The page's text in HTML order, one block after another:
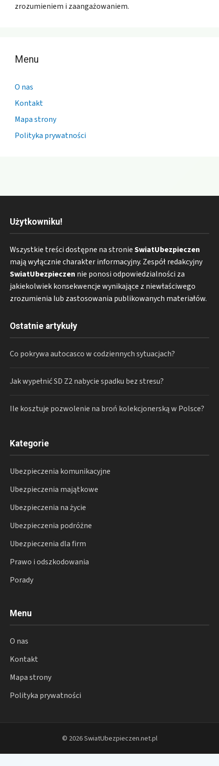
zrozumieniem i zaangażowaniem.
Menu
O nas
Kontakt
Mapa strony
Polityka prywatności
Użytkowniku!
Wszystkie treści dostępne na stronieSwiatUbezpieczen
mają wyłącznie charakter informacyjny. Zespół redakcyjny
SwiatUbezpieczen nie ponosi odpowiedzialności za
jakiekolwiek konsekwencje wynikające z niewłaściwego
zrozumienia lub zastosowania publikowanych materiałów.
Ostatnie artykuły
Co pokrywa autocasco w codziennych sytuacjach?
Jak wypełnić SD Z2 nabycie spadku bez stresu?
Ile kosztuje pozwolenie na broń kolekcjonerską w Polsce?
Kategorie
Ubezpieczenia komunikacyjne
Ubezpieczenia majątkowe
Ubezpieczenia na życie
Ubezpieczenia podróżne
Ubezpieczenia dla firm
Prawo i odszkodowania
Porady
Menu
O nas
Kontakt
Mapa strony
Polityka prywatności
© 2026 SwiatUbezpieczen.net.pl